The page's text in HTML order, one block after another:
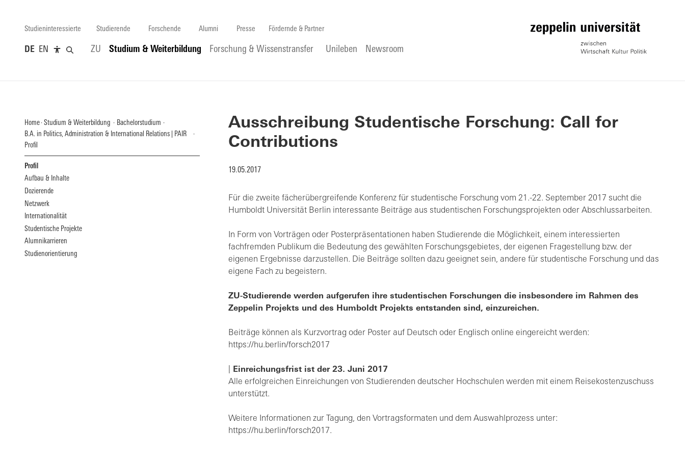
Studieninteressierte Studierende Forschende Alumni Presse Fördernde & Partner
DE EN ZU Studium & Weiterbildung Forschung & Wissenstransfer Unileben Newsroom
Home Studium & Weiterbildung
Bachelorstudium
B.A. in Politics, Administration & International Relations | PAIR
Profil
Profil
Aufbau & Inhalte
Dozierende
Netzwerk
Internationalität
Studentische Projekte
Alumnikarrieren
Studienorientierung
Ausschreibung Studentische Forschung: Call for
Contributions
19.05.2017
Für die zweite fächerübergreifende Konferenz für studentische Forschung vom 21.-22. September 2017 sucht die
Humboldt Universität Berlin interessante Beiträge aus studentischen Forschungsprojekten oder Abschlussarbeiten.
In Form von Vorträgen oder Posterpräsentationen haben Studierende die Möglichkeit, einem interessierten
fachfremden Publikum die Bedeutung des gewählten Forschungsgebietes, der eigenen Fragestellung bzw. der
eigenen Ergebnisse darzustellen. Die Beiträge sollten dazu geeignet sein, andere für studentische Forschung und das
eigene Fach zu begeistern.
ZU-Studierende werden aufgerufen ihre studentischen Forschungen die insbesondere im Rahmen des
Zeppelin Projekts und des Humboldt Projekts entstanden sind, einzureichen.
Beiträge können als Kurzvortrag oder Poster auf Deutsch oder Englisch online eingereicht werden:
https://hu.berlin/forsch2017
Einreichungsfrist ist der 23. Juni 2017
Alle erfolgreichen Einreichungen von Studierenden deutscher Hochschulen werden mit einem Reisekostenzuschuss
unterstützt.
Weitere Informationen zur Tagung, den Vortragsformaten und dem Auswahlprozess unter:
https://hu.berlin/forsch2017.